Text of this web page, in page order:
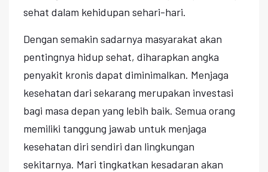
sehat dalam kehidupan sehari-hari.
Dengan semakin sadarnya masyarakat akan
pentingnya hidup sehat, diharapkan angka
penyakit kronis dapat diminimalkan. Menjaga
kesehatan dari sekarang merupakan investasi
bagi masa depan yang lebih baik. Semua orang
memiliki tanggung jawab untuk menjaga
kesehatan diri sendiri dan lingkungan
sekitarnya. Mari tingkatkan kesadaran akan